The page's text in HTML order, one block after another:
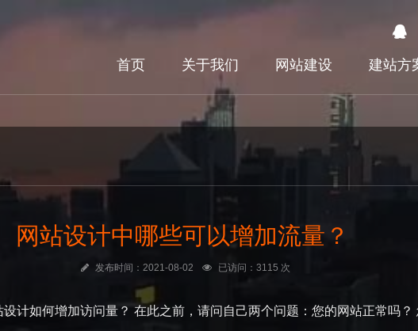
首页 关于我们 网站建设 建站方
网站设计中哪些可以增加流量？
发布时间：2021-08-02 已访问：3115 次
计如何增加访问量？ 在此之前，请问自己两个问题：您的网站正常吗